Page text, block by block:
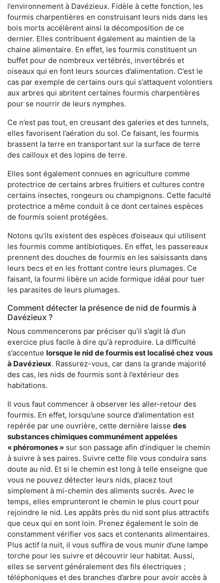
l’environnement à Davézieux. Fidèle à cette fonction, les
fourmis charpentières en construisant leurs nids dans les
bois morts accélèrent ainsi la décomposition de ce
dernier. Elles contribuent également au maintien de la
chaine alimentaire. En effet, les fourmis constituent un
buffet pour de nombreux vertébrés, invertébrés et
oiseaux qui en font leurs sources d’alimentation. C’est le
cas par exemple de certains ours qui s’attaquent volontiers
aux arbres qui abritent certaines fourmis charpentières
pour se nourrir de leurs nymphes.
Ce n’est pas tout, en creusant des galeries et des tunnels,
elles favorisent l’aération du sol. Ce faisant, les fourmis
brassent la terre en transportant sur la surface de terre
des cailloux et des lopins de terre.
Elles sont également connues en agriculture comme
protectrice de certains arbres fruitiers et cultures contre
certains insectes, rongeurs ou champignons. Cette faculté
protectrice a même conduit à ce dont certaines espèces
de fourmis soient protégées.
Notons qu’ils existent des espèces d’oiseaux qui utilisent
les fourmis comme antibiotiques. En effet, les passereaux
prennent des douches de fourmis en les saisissants dans
leurs becs et en les frottant contre leurs plumages. Ce
faisant, la fourmi libère un acide formique idéal pour tuer
les parasites de leurs plumages.
Comment détecter la présence de nid de fourmis à
Davézieux ?
Nous commencerons par préciser qu’il s’agit là d’un
exercice plus facile à dire qu'à reproduire. La difficulté
s’accentue lorsque le nid de fourmis est localisé chez vous
à Davézieux. Rassurez-vous, car dans la grande majorité
des cas, les nids de fourmis sont à l’extérieur des
habitations.
Il vous faut commencer à observer les aller-retour des
fourmis. En effet, lorsqu’une source d’alimentation est
repérée par une ouvrière, cette dernière laisse des
substances chimiques communément appelées
« phéromones » sur son passage afin d’indiquer le chemin
à suivre à ses paires. Suivre cette file vous conduira sans
doute au nid. Et si le chemin est long à telle enseigne que
vous ne pouvez détecter leurs nids, placez tout
simplement à mi-chemin des aliments sucrés. Avec le
temps, elles emprunteront le chemin le plus court pour
rejoindre le nid. Les appâts près du nid sont plus attractifs
que ceux qui en sont loin. Prenez également le soin de
constamment vérifier vos sacs et contenants alimentaires.
Plus actif la nuit, il vous suffira de vous munir d’une lampe
torche pour les suivre et découvrir leur habitat. Aussi,
elles se servent généralement des fils électriques ;
téléphoniques et des branches d’arbre pour avoir accès à